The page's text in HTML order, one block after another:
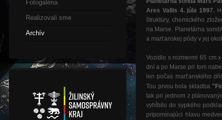
Fotogaléria
Realizovali sme
Archív
Ares Vallis 4. júla 1997.
štruktúry, chemického
na Marse. Planetárna
a marťanskej pôdy v jej
Vozidlo s rozmermi 65 cm
dní a po Marse pri tom
len počas marťanského
Tou prvou bola skladba
tak pri jednom z
vyhĺbilo do sypkého
pripomínajúci hlavu